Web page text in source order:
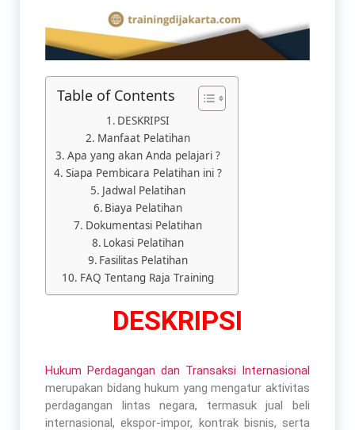
Table of Contents
DESKRIPSI
Manfaat Pelatihan​
Apa yang akan Anda pelajari ?
Siapa Pembicara Pelatihan ini ?
Jadwal Pelatihan
Biaya Pelatihan
Dokumentasi Pelatihan
Lokasi Pelatihan
Fasilitas Pelatihan
FAQ Tentang Raja Training
DESKRIPSI
Hukum Perdagangan dan Transaksi Internasional
merupakan bidang hukum yang mengatur aktivitas
perdagangan lintas negara, termasuk jual beli
internasional, ekspor-impor, kontrak bisnis, serta